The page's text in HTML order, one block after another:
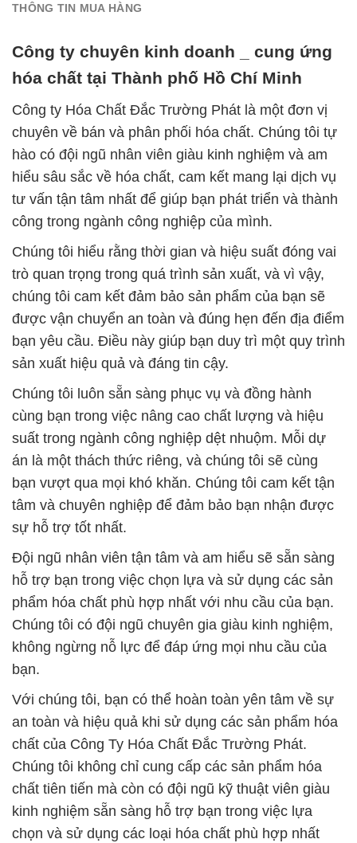
THÔNG TIN MUA HÀNG
Công ty chuyên kinh doanh _ cung ứng
hóa chất tại Thành phố Hồ Chí Minh
Công ty Hóa Chất Đắc Trường Phát là một đơn vị
chuyên về bán và phân phối hóa chất. Chúng tôi tự
hào có đội ngũ nhân viên giàu kinh nghiệm và am
hiểu sâu sắc về hóa chất, cam kết mang lại dịch vụ
tư vấn tận tâm nhất để giúp bạn phát triển và thành
công trong ngành công nghiệp của mình.
Chúng tôi hiểu rằng thời gian và hiệu suất đóng vai
trò quan trọng trong quá trình sản xuất, và vì vậy,
chúng tôi cam kết đảm bảo sản phẩm của bạn sẽ
được vận chuyển an toàn và đúng hẹn đến địa điểm
bạn yêu cầu. Điều này giúp bạn duy trì một quy trình
sản xuất hiệu quả và đáng tin cậy.
Chúng tôi luôn sẵn sàng phục vụ và đồng hành
cùng bạn trong việc nâng cao chất lượng và hiệu
suất trong ngành công nghiệp dệt nhuộm. Mỗi dự
án là một thách thức riêng, và chúng tôi sẽ cùng
bạn vượt qua mọi khó khăn. Chúng tôi cam kết tận
tâm và chuyên nghiệp để đảm bảo bạn nhận được
sự hỗ trợ tốt nhất.
Đội ngũ nhân viên tận tâm và am hiểu sẽ sẵn sàng
hỗ trợ bạn trong việc chọn lựa và sử dụng các sản
phẩm hóa chất phù hợp nhất với nhu cầu của bạn.
Chúng tôi có đội ngũ chuyên gia giàu kinh nghiệm,
không ngừng nỗ lực để đáp ứng mọi nhu cầu của
bạn.
Với chúng tôi, bạn có thể hoàn toàn yên tâm về sự
an toàn và hiệu quả khi sử dụng các sản phẩm hóa
chất của Công Ty Hóa Chất Đắc Trường Phát.
Chúng tôi không chỉ cung cấp các sản phẩm hóa
chất tiên tiến mà còn có đội ngũ kỹ thuật viên giàu
kinh nghiệm sẵn sàng hỗ trợ bạn trong việc lựa
chọn và sử dụng các loại hóa chất phù hợp nhất